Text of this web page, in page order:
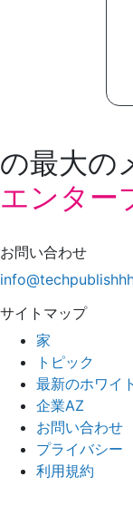
の最大の
エンター
お問い合わせ
サイトマップ
家
トピック
最新のホワイ
企業AZ
お問い合わせ
プライバシー
利用規約